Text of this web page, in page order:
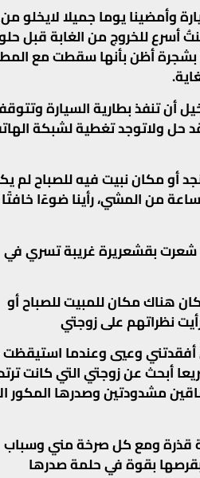
وأمضينا يوما جميلا لايخلو من
أسرع للخروج من الغابة قبل
أظن بأنها سقطت مع
أن تنفذ بطارية السيارة
حل ولاتوجد تغطية لشبكة
أو مكان نبيت فيه للصباح لم
من المشي، رأينا ضوءًا
بقشعريرة غريبة تسري في
هناك مكان للمبيت للصباح أو
نظراتهم على زوجتي
أفقدتني وعيي وعندما
أبحث عن زوجتي التي كانت
مشدودتين وصدرها المكور
قذرة ومع كل صرخة مني وسباب
بقوة في حلمة صدرها